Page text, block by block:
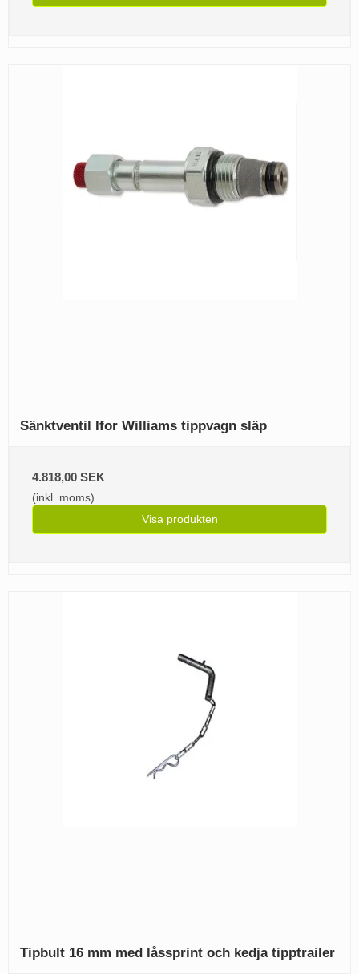
Sänktventil Ifor Williams tippvagn släp
4.818,00 SEK
(inkl. moms)
Visa produkten
Tipbult 16 mm med låssprint och kedja tipptrailer